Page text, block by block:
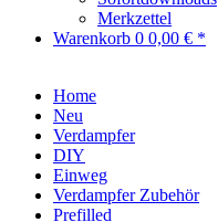
Merkzettel
Warenkorb 0 0,00 € *
Home
Neu
Verdampfer
DIY
Einweg
Verdampfer Zubehör
Prefilled